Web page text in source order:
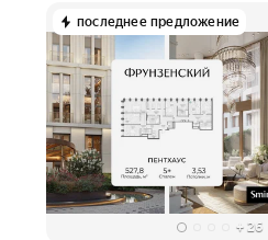
последнее предложение
+ 26